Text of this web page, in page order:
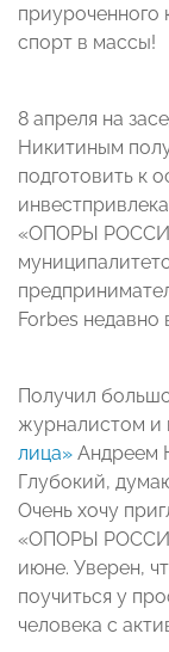
приуроченного
спорт в массы!
8 апреля на
Никитиным
подготовить к
«ОПОРЫ
Forbes
Получил
журналистом
лица» Андреем
Глубокий,
Очень хочу
«ОПОРЫ
июне. Уверен,
поучиться у
человека с